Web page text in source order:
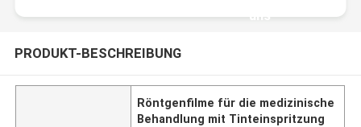
uns
PRODUKT-BESCHREIBUNG
Röntgenfilme für die medizinische
Behandlung mit Tinteinspritzung